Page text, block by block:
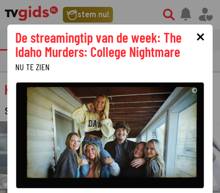
stem nu!
tvgids streaming nieuws
PRIMETIME GEMIST
Key & Peele
SERIE · COMEDYSERIE
×
De streamingtip van de week: The
Idaho Murders: College Nightmare
NU TE ZIEN
©